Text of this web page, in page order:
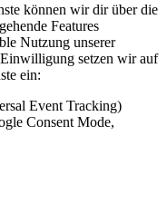
können wir dir über die
Features
Nutzung unserer
setzen wir auf
ein:
Event Tracking)
Consent Mode,